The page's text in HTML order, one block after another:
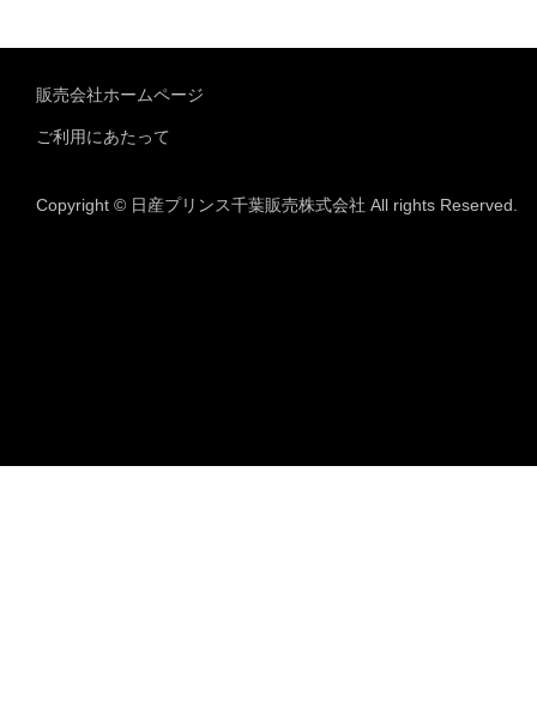
販売会社ホームページ
ご利用にあたって
Copyright © 日産プリンス千葉販売株式会社 All rights Reserved.